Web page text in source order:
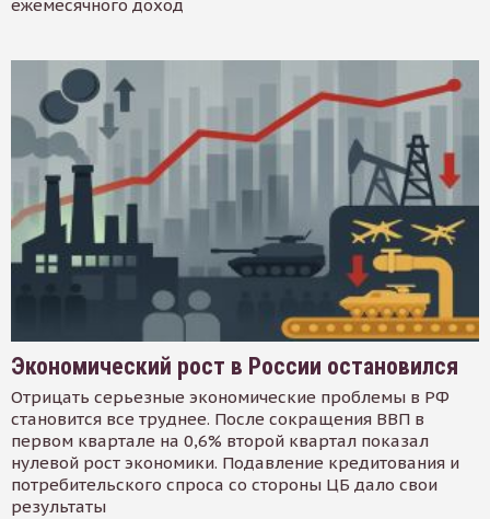
ежемесячного доход
Экономический рост в России остановился
Отрицать серьезные экономические проблемы в РФ
становится все труднее. После сокращения ВВП в
первом квартале на 0,6% второй квартал показал
нулевой рост экономики. Подавление кредитования и
потребительского спроса со стороны ЦБ дало свои
результаты